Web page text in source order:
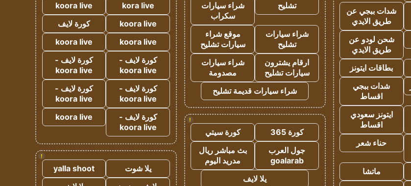
شدات ببجي عن
طريق الايدي
شحن لودو عن
طريق الايدي
بطاقات ايتونز
شدات ببجي
اقساط
ايتونز سعودي
اقساط
حناء شعر
ماتشا
تشليح
شراء سيارات
سكراب
شراء سيارات
تشليح
موقع شراء
سيارات تشليح
ارقام يشترون
سيارات تشليح
شراء سيارات
مصدومة
شراء سيارات قديمة تشليح
!
كورة 365
كورة سيتي
جول العرب
goalarab
بث مباشر ريال
مدريد اليوم
يلا لايف
kora live
koora live
koora live
كورة لايف
koora live
koora live
كورة لايف -
koora live
كورة لايف -
koora live
كورة لايف -
koora live
كورة لايف -
koora live
كورة لايف -
koora live
koora live
!
يلا شوت
yalla shoot